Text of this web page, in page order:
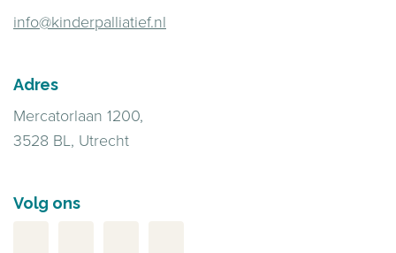
info@kinderpalliatief.nl
Adres
Mercatorlaan 1200,
3528 BL, Utrecht
Volg ons